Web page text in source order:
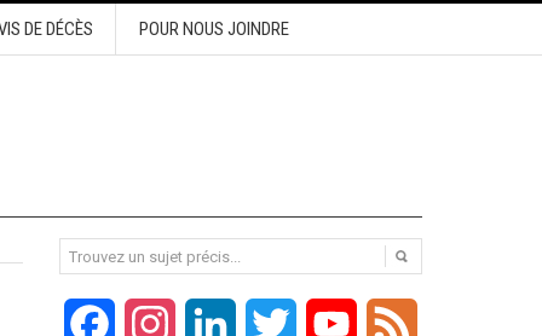
DE DÉCÈS POUR NOUS JOINDRE
FacebookInstagramLinkedIn Twitter YouTube